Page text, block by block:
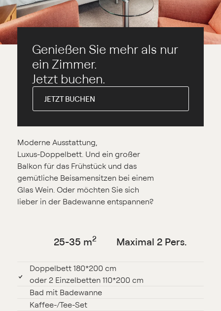
Genießen Sie mehr als nur
ein Zimmer.
Jetzt buchen.
JETZT BUCHEN
Moderne Ausstattung,
Luxus⁠-⁠Doppelbett. Und ein großer
Balkon für das Frühstück und das
gemütliche Beisamensitzen bei einem
Glas Wein. Oder möchten Sie sich
lieber in der Badewanne entspannen?
25⁠⁠-⁠⁠35 m2 Maximal 2 Pers.
Doppelbett 180*200 cm
oder 2 Einzelbetten 110*200 cm
Bad mit Badewanne
Kaffee⁠-⁠/Tee⁠-⁠Set